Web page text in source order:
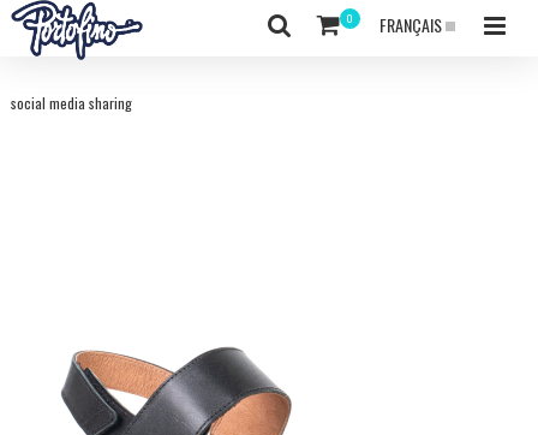
FRANÇAIS
social media sharing